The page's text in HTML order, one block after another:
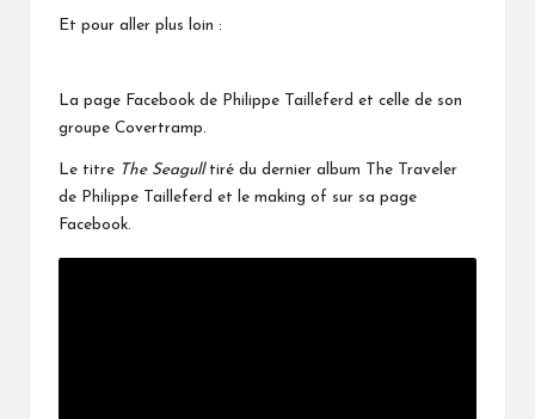
Et pour aller plus loin :
La page Facebook de Philippe Tailleferd et celle de son
groupe Covertramp.
Le titre The Seagull tiré du dernier album The Traveler
de Philippe Tailleferd et le making of sur sa page
Facebook.